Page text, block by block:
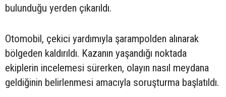
bulunduğu yerden çıkarıldı.
Otomobil, çekici yardımıyla şarampolden alınarak
bölgeden kaldırıldı. Kazanın yaşandığı noktada
ekiplerin incelemesi sürerken, olayın nasıl meydana
geldiğinin belirlenmesi amacıyla soruşturma başlatıldı.